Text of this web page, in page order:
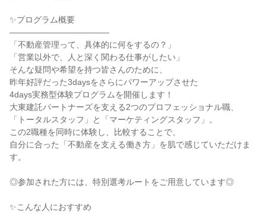
✨プログラム概要
――――――――――――
「不動産管理って、具体的に何をするの？」
「営業以外で、人と深く関わる仕事がしたい」
そんな疑問や希望を持つ皆さんのために、
昨年好評だった3daysをさらにパワーアップさせた
4days実務型体験プログラムを開催します！
大東建託パートナーズを支える2つのプロフェッショナル職、
「トータルスタッフ」と「マーケティングスタッフ」。
この2職種を同時に体験し、比較することで、
自分に合った「不動産を支える働き方」を肌で感じていただけま
す。
◎参加された方には、特別選考ルートをご用意しています◎
✨こんな人におすすめ